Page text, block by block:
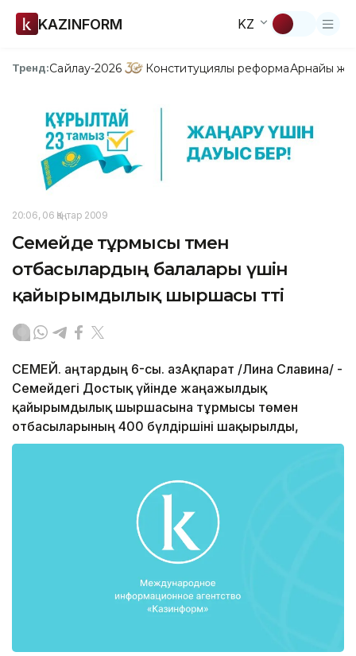
KAZINFORM KZ
Тренд:Сайлау-2026 Конституциялық реформаАрнайы
20:06, 06 Қаңтар 2009
Семейде тұрмысы төмен
отбасылардың балалары үшін
қайырымдылық шыршасы өтті
СЕМЕЙ. Қаңтардың 6-сы. ҚазАқпарат /Лина Славина/ -
Семейдегі Достық үйінде жаңажылдық
қайырымдылық шыршасына тұрмысы төмен
отбасыларының 400 бүлдіршіні шақырылды,